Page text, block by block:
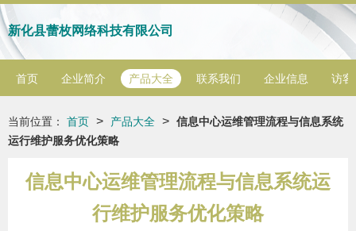
新化县蕾枚网络科技有限公司
首页 企业简介 产品大全 联系我们 企业信息 访客
当前位置： 首页 > 产品大全 > 信息中心运维管理流程与信息系统
运行维护服务优化策略
信息中心运维管理流程与信息系统运
行维护服务优化策略